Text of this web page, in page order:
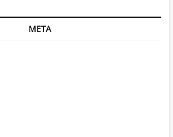
META